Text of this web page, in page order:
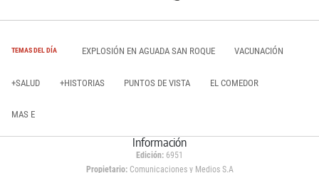
TEMAS DEL DÍA EXPLOSIÓN EN AGUADA SAN ROQUE VACUNACIÓN
+SALUD +HISTORIAS PUNTOS DE VISTA EL COMEDOR
MAS E
Información
Edición: 6951
Propietario:Comunicaciones y Medios S.A